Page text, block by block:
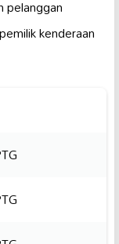
pelanggan
kenderaan